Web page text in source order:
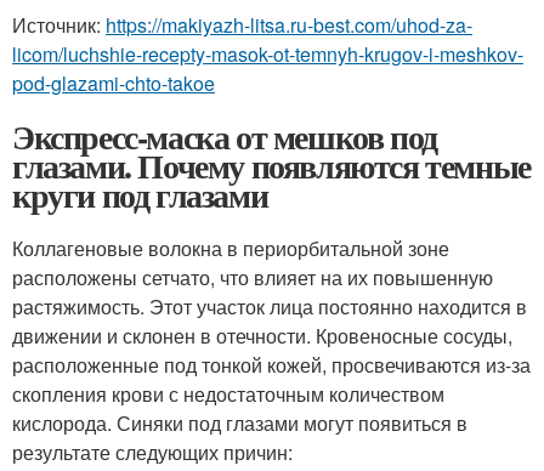
Источник: https://makiyazh-litsa.ru-best.com/uhod-za-
licom/luchshie-recepty-masok-ot-temnyh-krugov-i-meshkov-
pod-glazami-chto-takoe
Экспресс-маска от мешков под
глазами. Почему появляются темные
круги под глазами
Коллагеновые волокна в периорбитальной зоне
расположены сетчато, что влияет на их повышенную
растяжимость. Этот участок лица постоянно находится в
движении и склонен в отечности. Кровеносные сосуды,
расположенные под тонкой кожей, просвечиваются из-за
скопления крови с недостаточным количеством
кислорода. Синяки под глазами могут появиться в
результате следующих причин: